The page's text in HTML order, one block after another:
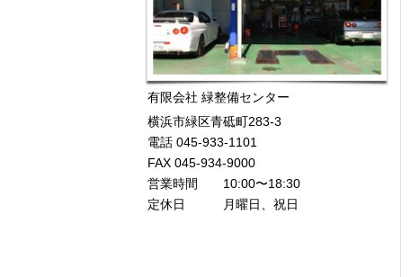
有限会社 緑整備センター
横浜市緑区青砥町283-3
電話 045-933-1101
FAX 045-934-9000
営業時間 10:00〜18:30
定休日 月曜日、祝日